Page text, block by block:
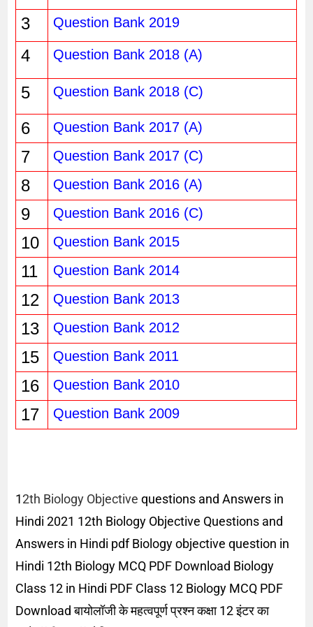
3 Question Bank 2019
4 Question Bank 2018 (A)
5 Question Bank 2018 (C)
6 Question Bank 2017 (A)
7 Question Bank 2017 (C)
8 Question Bank 2016 (A)
9 Question Bank 2016 (C)
10 Question Bank 2015
11 Question Bank 2014
12 Question Bank 2013
13 Question Bank 2012
15 Question Bank 2011
16 Question Bank 2010
17 Question Bank 2009
12th Biology Objective questions and Answers in
Hindi 2021 12th Biology Objective Questions and
Answers in Hindi pdf Biology objective question in
Hindi 12th Biology MCQ PDF Download Biology
Class 12 in Hindi PDF Class 12 Biology MCQ PDF
Download बायोलॉजी के महत्वपूर्ण प्रश्न कक्षा 12 इंटर का